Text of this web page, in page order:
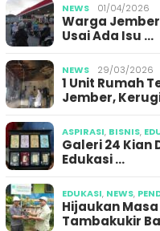
NEWS 01/04/2026
Warga Jember
Usai Ada Isu …
NEWS 29/03/2026
1 Unit Rumah
Jember,
ASPIRASI, BISNIS,
Galeri 24 Kian
Edukasi …
EDUKASI, NEWS,
Hijaukan
Tambakukir